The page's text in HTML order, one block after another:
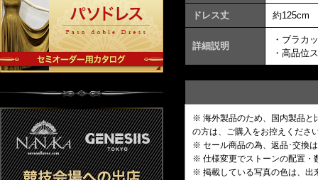
ドレス丈 約125cm
詳細説明
・ブラカ
・高品位
※ 海外製品のため、国内製品と
の方は、ご購入をお控えくださ
※ セール商品の為、返品･交換
※ 仕様変更でストーンの配置・
※ 掲載している写真の色は、出